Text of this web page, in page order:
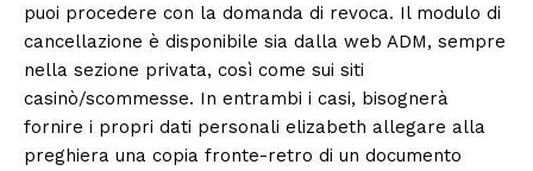
puoi procedere con la domanda di revoca. Il modulo di
cancellazione è disponibile sia dalla web ADM, sempre
nella sezione privata, così come sui siti
casinò/scommesse. In entrambi i casi, bisognerà
fornire i propri dati personali elizabeth allegare alla
preghiera una copia fronte-retro di un documento